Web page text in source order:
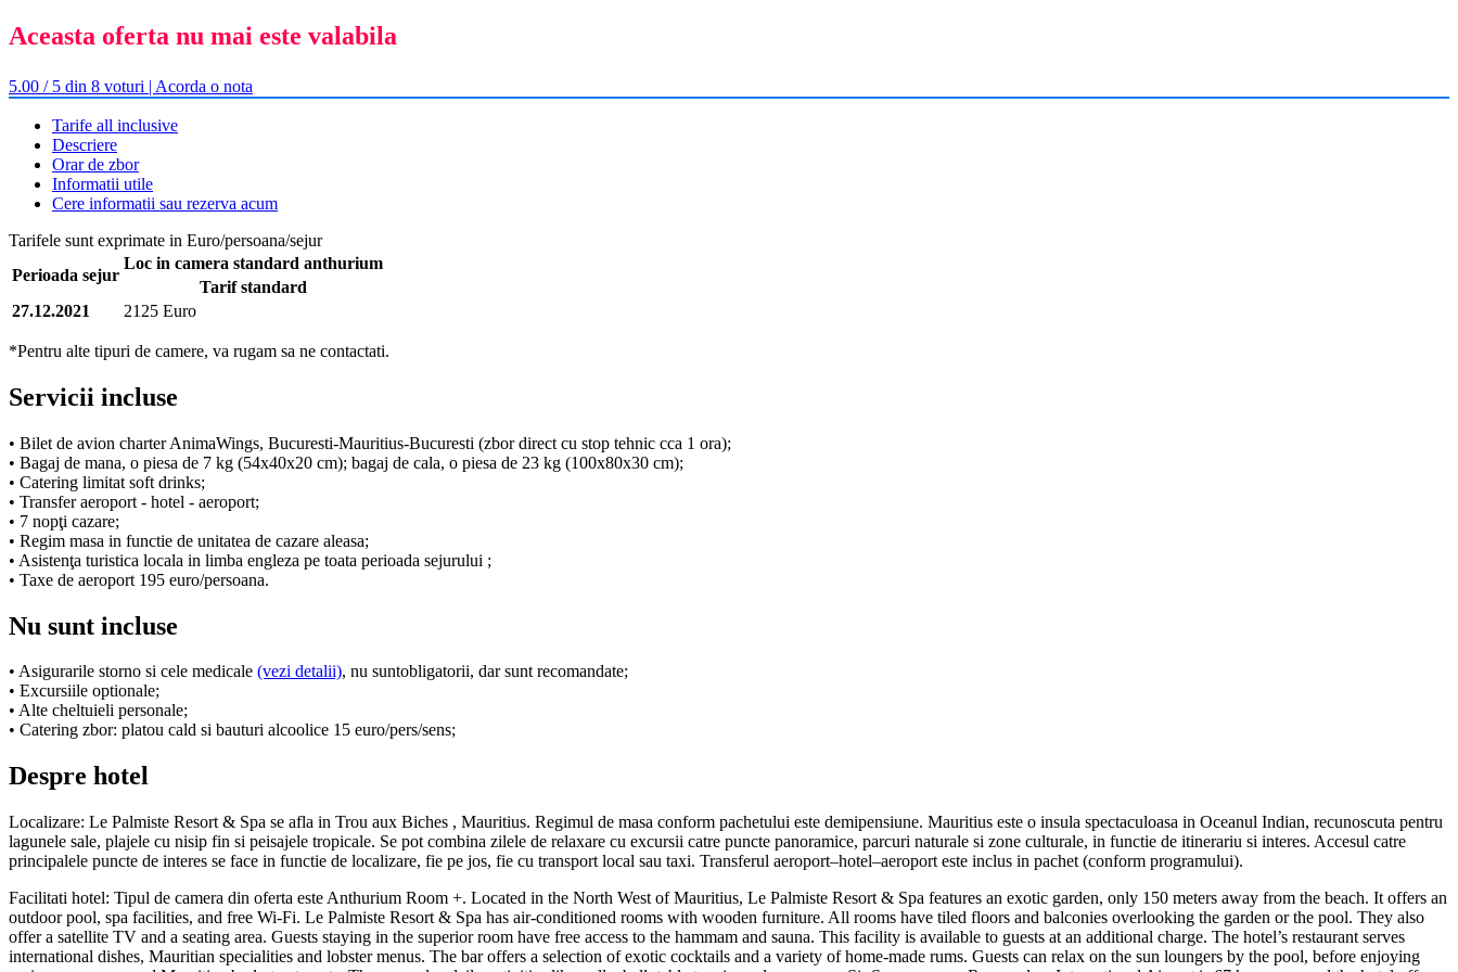
Aceasta oferta nu mai este valabila
5.00 / 5 din 8 voturi | Acorda o nota
Tarife all inclusive
Descriere
Orar de zbor
Informatii utile
Cere informatii sau rezerva acum
Tarifele sunt exprimate in Euro/persoana/sejur
Perioada sejur
Loc in camera standard anthurium
Tarif standard
27.12.2021
2125 Euro
*Pentru alte tipuri de camere, va rugam sa ne contactati.
Servicii incluse
• Bilet de avion charter AnimaWings, Bucuresti-Mauritius-Bucuresti (zbor direct cu stop tehnic cca 1 ora);
• Bagaj de mana, o piesa de 7 kg (54x40x20 cm); bagaj de cala, o piesa de 23 kg (100x80x30 cm);
• Catering limitat soft drinks;
• Transfer aeroport - hotel - aeroport;
• 7 nopţi cazare;
• Regim masa in functie de unitatea de cazare aleasa;
• Asistenţa turistica locala in limba engleza pe toata perioada sejurului ;
• Taxe de aeroport 195 euro/persoana.
Nu sunt incluse
• Asigurarile storno si cele medicale (vezi detalii), nu suntobligatorii, dar sunt recomandate;
• Excursiile optionale;
• Alte cheltuieli personale;
• Catering zbor: platou cald si bauturi alcoolice 15 euro/pers/sens;
Despre hotel
Localizare: Le Palmiste Resort & Spa se afla in Trou aux Biches , Mauritius. Regimul de masa conform pachetului este demipensiune. Mauritius este o insula spectaculoasa in Oceanul Indian, recunoscuta pentru
lagunele sale, plajele cu nisip fin si peisajele tropicale. Se pot combina zilele de relaxare cu excursii catre puncte panoramice, parcuri naturale si zone culturale, in functie de itinerariu si interes. Accesul catre
principalele puncte de interes se face in functie de localizare, fie pe jos, fie cu transport local sau taxi. Transferul aeroport–hotel–aeroport este inclus in pachet (conform programului).
Facilitati hotel: Tipul de camera din oferta este Anthurium Room +. Located in the North West of Mauritius, Le Palmiste Resort & Spa features an exotic garden, only 150 meters away from the beach. It offers an
outdoor pool, spa facilities, and free Wi-Fi. Le Palmiste Resort & Spa has air-conditioned rooms with wooden furniture. All rooms have tiled floors and balconies overlooking the garden or the pool. They also
offer a satellite TV and a seating area. Guests staying in the superior room have free access to the hammam and sauna. This facility is available to guests at an additional charge. The hotel’s restaurant serves
international dishes, Mauritian specialities and lobster menus. The bar offers a selection of exotic cocktails and a variety of home-made rums. Guests can relax on the sun loungers by the pool, before enjoying